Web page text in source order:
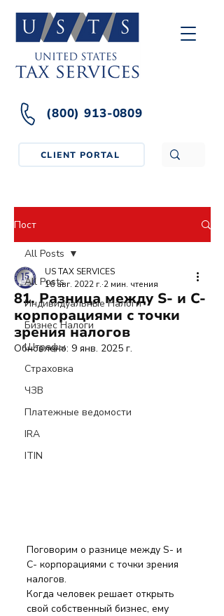
(800) 913-0809
CLIENT PORTAL
Пост
All Posts
Индивидуальные Налоги
Бизнес Налоги
Штрафы
Страховка
ЧЗВ
Платежные ведомости
IRA
ITIN
All Posts
81. Разница между S- и C-
корпорациями с точки
зрения налогов
US TAX SERVICES
16 авг. 2022 г. 2 мин. чтения
Обновлено: 9 янв. 2025 г.
Поговорим о разнице между S- и
C- корпорациями с точки зрения
налогов.
Когда человек решает открыть
свой собственный бизнес, ему